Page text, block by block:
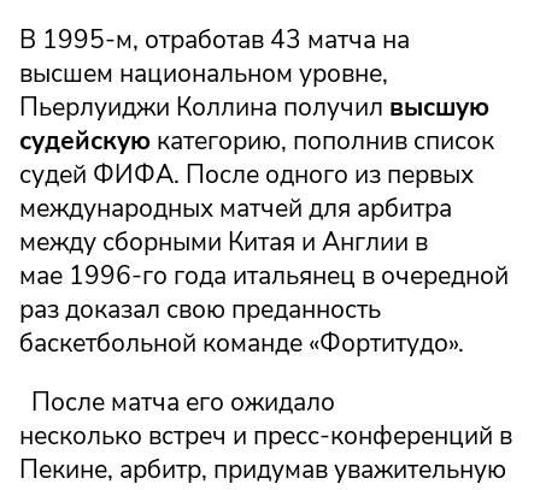
В 1995-м, отработав 43 матча на
высшем национальном уровне,
Пьерлуиджи Коллина получил высшую
судейскую категорию, пополнив список
судей ФИФА. После одного из первых
международных матчей для арбитра
между сборными Китая и Англии в
мае 1996-го года итальянец в очередной
раз доказал свою преданность
баскетбольной команде «Фортитудо».
После матча его ожидало
несколько встреч и пресс-конференций в
Пекине, арбитр, придумав уважительную